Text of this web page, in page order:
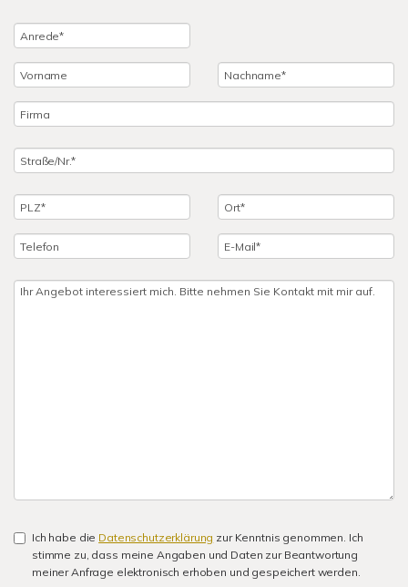
Ich habe die Datenschutzerklärung zur Kenntnis genommen. Ich
stimme zu, dass meine Angaben und Daten zur Beantwortung
meiner Anfrage elektronisch erhoben und gespeichert werden.